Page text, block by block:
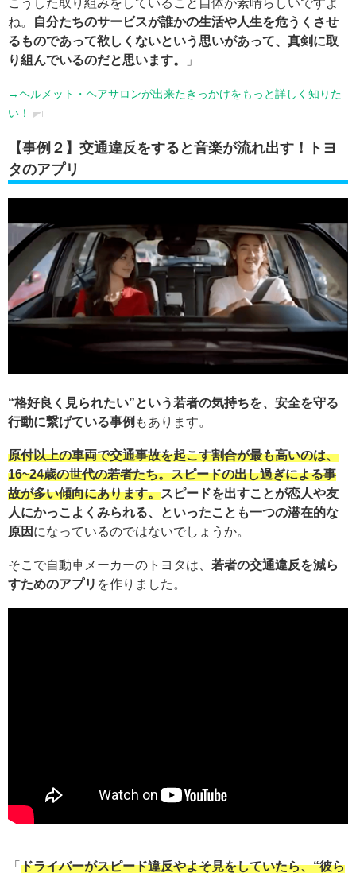
こうした取り組みをしていること自体が素晴らしいですよ
ね。
自分たちのサービスが誰かの生活や人生を危うくさせ
るものであって欲しくないという思いがあって、真剣に取
り組んでいるのだと思います。
」
→ヘルメット・ヘアサロンが出来たきっかけをもっと詳しく知りた
い！
【事例２】交通違反をすると音楽が流れ出す！トヨ
タのアプリ
“格好良く見られたい”という若者の気持ちを、安全を守る
行動に繋げている事例 もあります。
原付以上の車両で交通事故を起こす割合が最も高いのは、
16~24歳の世代の若者たち。スピードの出し過ぎによる事
故が多い傾向にあります。スピードを出すことが恋人や友
人にかっこよくみられる、といったことも一つの潜在的な
原因 になっているのではないでしょうか。
そこで自動車メーカーのトヨタは、 若者の交通違反を減ら
すためのアプリ を作りました。
「 ドライバーがスピード違反やよそ見をしていたら、“彼ら